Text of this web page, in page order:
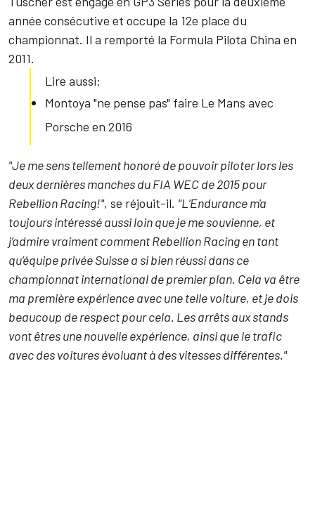
année consécutive et occupe la 12e place du
championnat. Il a remporté la Formula Pilota China en
2011.
Lire aussi:
Montoya "ne pense pas" faire Le Mans avec
Porsche en 2016
"Je me sens tellement honoré de pouvoir piloter lors les
deux dernières manches du FIA WEC de 2015 pour
Rebellion Racing!", se réjouit-il. "L’Endurance m'a
toujours intéressé aussi loin que je me souvienne, et
j’admire vraiment comment Rebellion Racing en tant
qu’équipe privée Suisse a si bien réussi dans ce
championnat international de premier plan. Cela va être
ma première expérience avec une telle voiture, et je dois
beaucoup de respect pour cela. Les arrêts aux stands
vont êtres une nouvelle expérience, ainsi que le trafic
avec des voitures évoluant à des vitesses différentes."